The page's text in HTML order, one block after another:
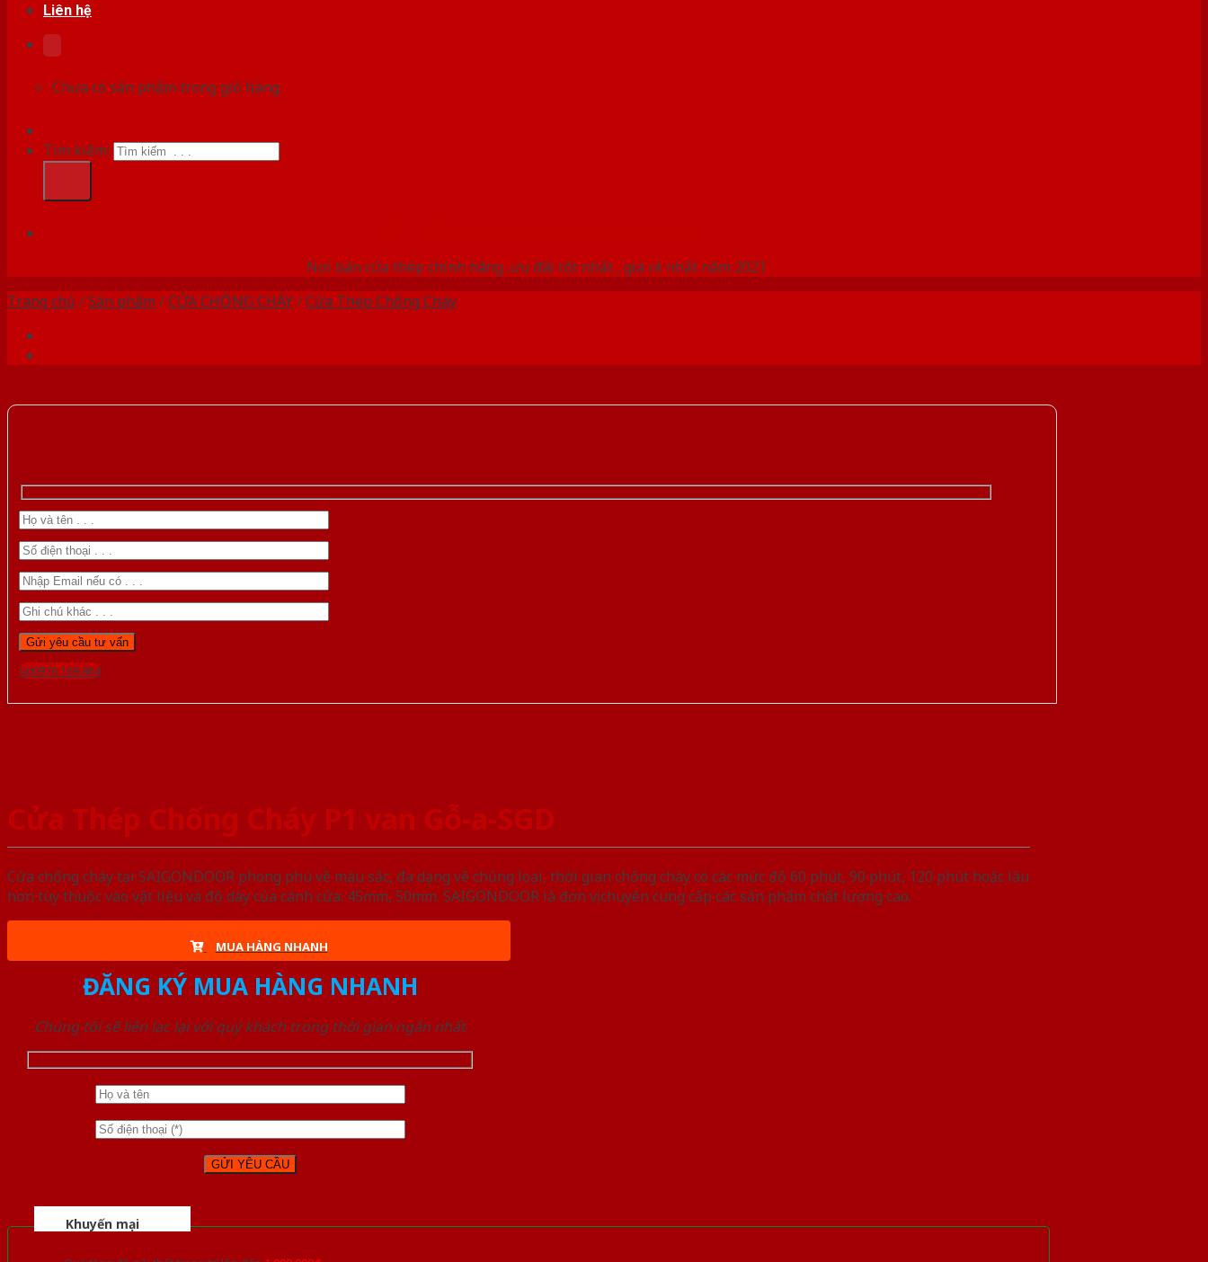
Liên hệ
Chưa có sản phẩm trong giỏ hàng.
Tìm kiếm:
Nơi bán cửa thép chính hãng ,ưu đãi tốt nhất , giá rẻ nhất năm 2021
Trang chủ /Sản phẩm /CỬA CHỐNG CHÁY/Cửa Thép Chống Cháy
Gọi 0976.169.864
Cửa Thép Chống Cháy P1 van Gỗ-a-SGD
Cửa chống cháy tại SAIGONDOOR phong phú về màu sắc, đa dạng về chủng loại, thời gian chống cháy có các mức độ 60 phút, 90 phút, 120 phút hoặc lâu
hơn tùy thuộc vào vật liệu và độ dày của cánh cửa: 45mm, 50mm. SAIGONDOOR là đơn vị chuyên cung cấp các sản phẩm chất lượng cao.
MUA HÀNG NHANH
ĐĂNG KÝ MUA HÀNG NHANH
Chúng tôi sẽ liên lạc lại với quý khách trong thời gian ngắn nhất
Khuyến mại